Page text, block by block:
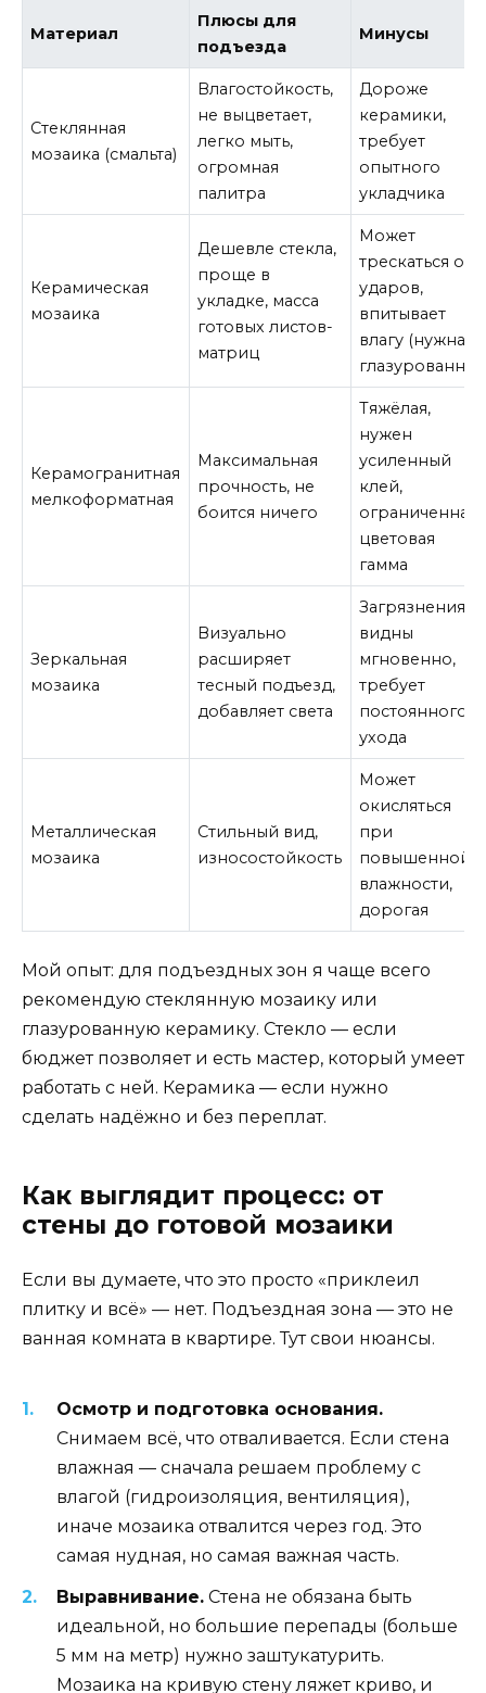
Материал
Плюсы для
подъезда
Минусы
Стеклянная
мозаика (смальта)
Влагостойкость,
не выцветает,
легко мыть,
огромная
палитра
Дороже
керамики,
требует
опытного
укладчика
Керамическая
мозаика
Дешевле стекла,
проще в
укладке, масса
готовых листов-
матриц
Может
трескаться от
ударов,
впитывает
влагу (нужна
Керамогранитная
мелкоформатная
Максимальная
прочность, не
боится ничего
Тяжёлая,
нужен
усиленный
клей,
ограниченная
цветовая
гамма
Зеркальная
мозаика
Визуально
расширяет
тесный подъезд,
добавляет света
Загрязнения
видны
мгновенно,
требует
постоянного
ухода
Металлическая
мозаика
Стильный вид,
износостойкость
Может
окисляться
при
повышенной
влажности,
дорогая
Мой опыт: для подъездных зон я чаще всего
рекомендую стеклянную мозаику или
глазурованную керамику. Стекло — если
бюджет позволяет и есть мастер, который умеет
работать с ней. Керамика — если нужно
сделать надёжно и без переплат.
Как выглядит процесс: от
стены до готовой мозаики
Если вы думаете, что это просто «приклеил
плитку и всё» — нет. Подъездная зона — это не
ванная комната в квартире. Тут свои нюансы.
Осмотр и подготовка основания.
Снимаем всё, что отваливается. Если стена
влажная — сначала решаем проблему с
влагой (гидроизоляция, вентиляция),
иначе мозаика отвалится через год. Это
самая нудная, но самая важная часть.
Выравнивание. Стена не обязана быть
идеальной, но большие перепады (больше
5 мм на метр) нужно заштукатурить.
Мозаика на кривую стену ляжет криво, и